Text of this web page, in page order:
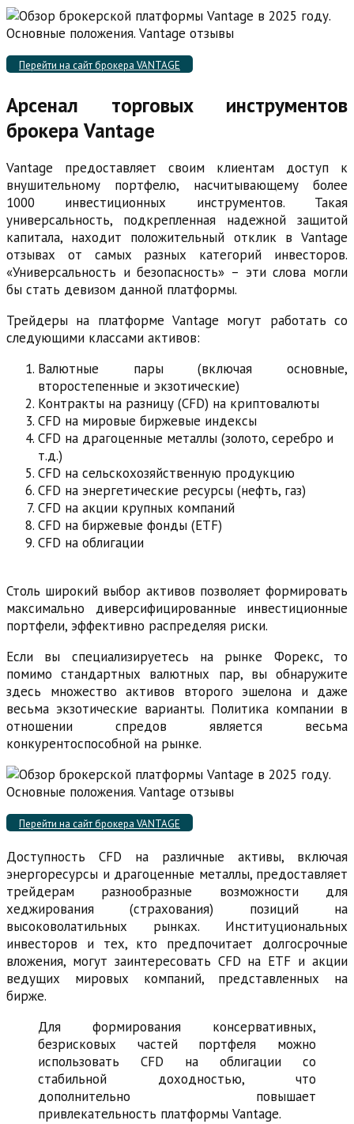
Перейти на сайт брокера VANTAGE
Арсенал торговых инструментов
брокера Vantage
Vantage предоставляет своим клиентам доступ к
внушительному портфелю, насчитывающему более
1000 инвестиционных инструментов. Такая
универсальность, подкрепленная надежной защитой
капитала, находит положительный отклик в Vantage
отзывах от самых разных категорий инвесторов.
«Универсальность и безопасность» – эти слова могли
бы стать девизом данной платформы.
Трейдеры на платформе Vantage могут работать со
следующими классами активов:
Валютные пары (включая основные,
второстепенные и экзотические)
Контракты на разницу (CFD) на криптовалюты
CFD на мировые биржевые индексы
CFD на драгоценные металлы (золото, серебро и
т.д.)
CFD на сельскохозяйственную продукцию
CFD на энергетические ресурсы (нефть, газ)
CFD на акции крупных компаний
CFD на биржевые фонды (ETF)
CFD на облигации
Столь широкий выбор активов позволяет формировать
максимально диверсифицированные инвестиционные
портфели, эффективно распределяя риски.
Если вы специализируетесь на рынке Форекс, то
помимо стандартных валютных пар, вы обнаружите
здесь множество активов второго эшелона и даже
весьма экзотические варианты. Политика компании в
отношении спредов является весьма
конкурентоспособной на рынке.
Перейти на сайт брокера VANTAGE
Доступность CFD на различные активы, включая
энергоресурсы и драгоценные металлы, предоставляет
трейдерам разнообразные возможности для
хеджирования (страхования) позиций на
высоковолатильных рынках. Институциональных
инвесторов и тех, кто предпочитает долгосрочные
вложения, могут заинтересовать CFD на ETF и акции
ведущих мировых компаний, представленных на
бирже.
Для формирования консервативных,
безрисковых частей портфеля можно
использовать CFD на облигации со
стабильной доходностью, что
дополнительно повышает
привлекательность платформы Vantage.